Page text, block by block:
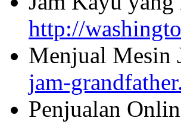
http://
Menjual Mesin
jam-
Penjualan